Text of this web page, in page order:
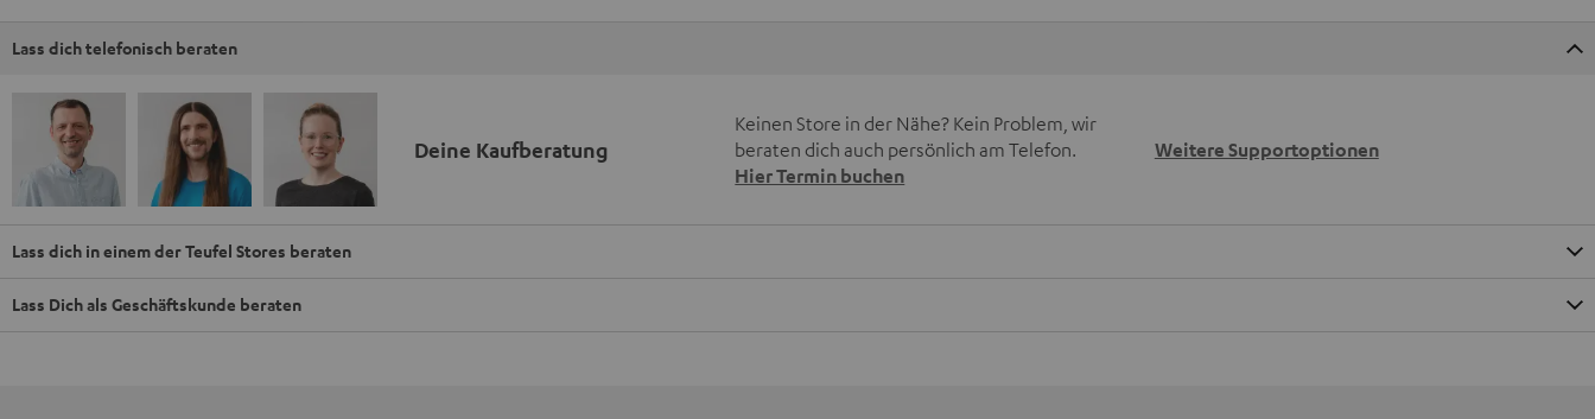
Lass dich telefonisch beraten
Deine Kaufberatung
Keinen Store in der Nähe? Kein Problem, wir
beraten dich auch persönlich am Telefon.
Hier Termin buchen
Weitere Supportoptionen
Lass dich in einem der Teufel Stores beraten
Lass Dich als Geschäftskunde beraten